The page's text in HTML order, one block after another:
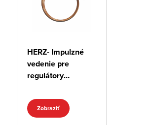
HERZ- Impulzné
vedenie pre
regulátory
diferencie
Zobraziť